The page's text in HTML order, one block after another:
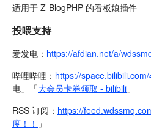
适用于 Z-BlogPHP 的看板娘插件
投喂支持
爱发电： https://afdian.net/a/
哔哩哔哩： https://
电」「大会员卡券领取 - bilibili 」
RSS 订阅： https://
度！！ 」